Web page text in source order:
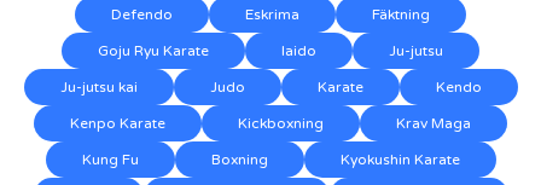
Defendo Eskrima Fäktning
Goju Ryu Karate Iaido Ju-jutsu
Ju-jutsu kai Judo Karate Kendo
Kenpo Karate Kickboxning Krav Maga
Kung Fu Boxning Kyokushin Karate